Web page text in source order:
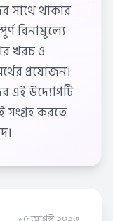
সাথে থাকার
বিনামূল্যে
খরচ ও
প্রয়োজন।
এই উদ্যোগটি
করতে